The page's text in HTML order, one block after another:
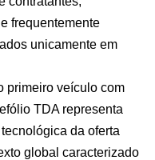
frequentemente
unicamente em
primeiro veículo com
TDA representa
da oferta
global caracterizado